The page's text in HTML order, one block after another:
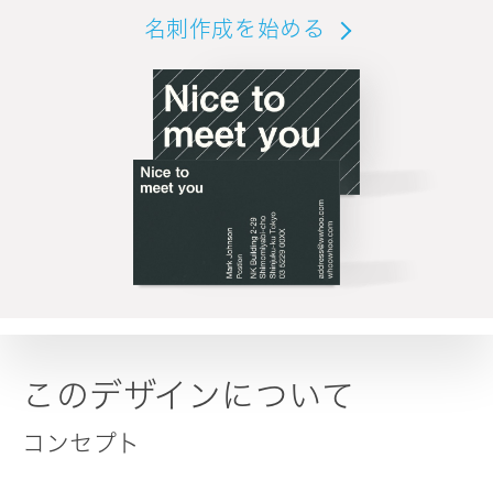
名刺作成を始める
このデザインについて
コンセプト